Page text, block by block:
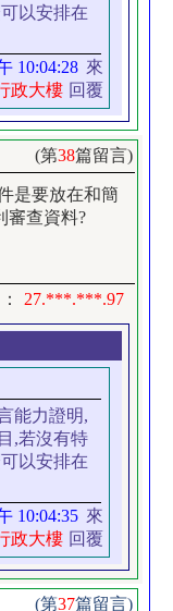
以安排在
10:04:28 來
政大樓 回覆
(第38篇留言)
是要放在和簡
審查資料?
27.***.***.97
能力證明,
,若沒有特
以安排在
10:04:35 來
政大樓 回覆
(第37篇留言)